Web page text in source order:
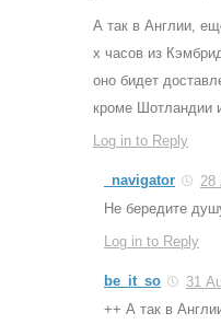
А так в Англии,
х часов из
оно бидет
кроме Шотландии
Log in to Reply
_navigator
28
Не бередите
Log in to Reply
be_it_so
31
++ А так в